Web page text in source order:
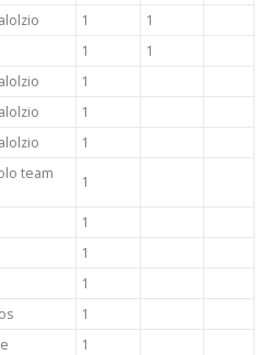
1
1
1
1
1
1
1
team
1
1
1
1
1
1